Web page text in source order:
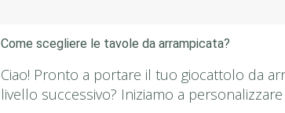
Come scegliere le tavole da arrampicata?
Ciao! Pronto a portare il tuo giocattolo da
livello successivo? Iniziamo a